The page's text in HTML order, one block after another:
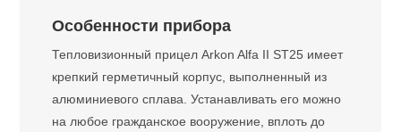
Особенности прибора
Тепловизионный прицел Arkon Alfa II ST25 имеет
крепкий герметичный корпус, выполненный из
алюминиевого сплава. Устанавливать его можно
на любое гражданское вооружение, вплоть до